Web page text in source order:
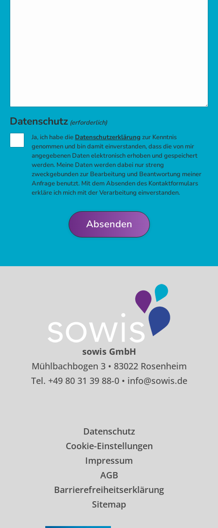
Datenschutz (erforderlich)
Ja, ich habe die Datenschutzerklärung zur Kenntnis
genommen und bin damit einverstanden, dass die von mir
angegebenen Daten elektronisch erhoben und gespeichert
werden. Meine Daten werden dabei nur streng
zweckgebunden zur Bearbeitung und Beantwortung meiner
Anfrage benutzt. Mit dem Absenden des Kontaktformulars
erkläre ich mich mit der Verarbeitung einverstanden.
sowis GmbH
Mühlbachbogen 3 • 83022 Rosenheim
Tel. +49 80 31 39 88-0 • info@sowis.de
Datenschutz
Cookie-Einstellungen
Impressum
AGB
Barrierefreiheitserklärung
Sitemap